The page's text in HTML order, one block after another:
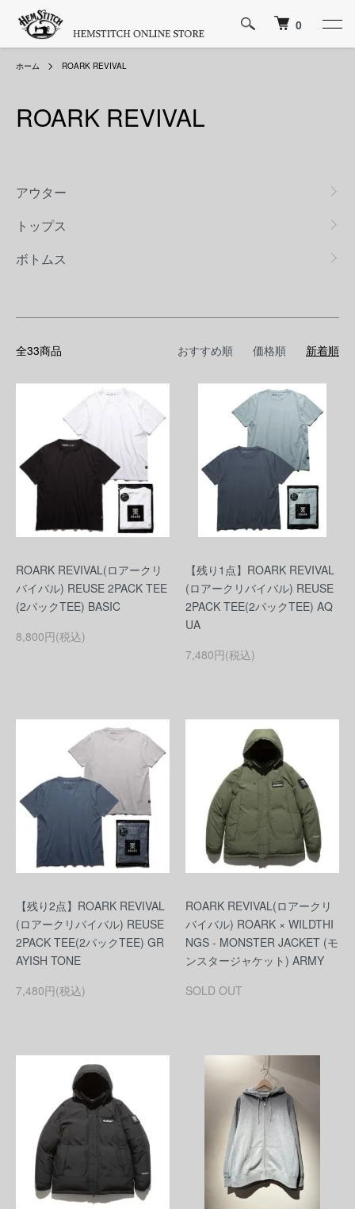
0
ホーム ROARK REVIVAL
ROARK REVIVAL
アウター
トップス
ボトムス
全33商品 おすすめ順 価格順 新着順
ROARK REVIVAL(ロアークリ
バイバル) REUSE 2PACK TEE
(2パックTEE) BASIC
8,800円(税込)
【残り1点】ROARK REVIVAL
(ロアークリバイバル) REUSE
2PACK TEE(2パックTEE) AQ
UA
7,480円(税込)
【残り2点】ROARK REVIVAL
(ロアークリバイバル) REUSE
2PACK TEE(2パックTEE) GR
AYISH TONE
7,480円(税込)
ROARK REVIVAL(ロアークリ
バイバル) ROARK × WILDTHI
NGS - MONSTER JACKET (モ
ンスタージャケット) ARMY
SOLD OUT